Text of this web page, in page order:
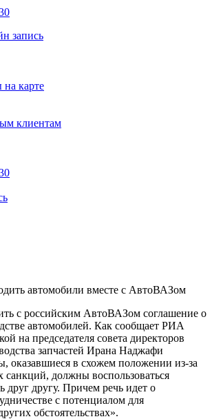
запись
карте
клиентам
автомобили вместе с АвтоВАЗом
с российским АвтоВАЗом соглашение о
автомобилей. Как сообщает РИА
на председателя совета директоров
запчастей Ирана Наджафи
оказавшиеся в схожем положении из-за
должны воспользоваться
друг другу. Причем речь идет о
с потенциалом для
обстоятельствах».